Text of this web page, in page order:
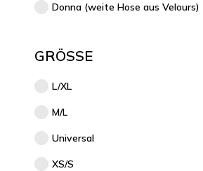
Donna (weite Hose aus Velours)
GRÖSSE
L/XL
M/L
Universal
XS/S